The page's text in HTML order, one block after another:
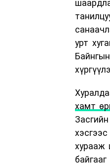
урт
хамт
хурааж